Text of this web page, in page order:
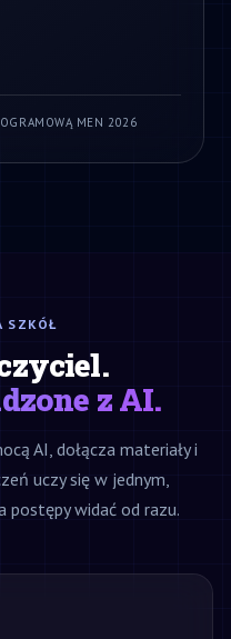
MEN 2026
SZKÓŁ
z AI.
AI, dołącza materiały i
uczy się w jednym,
postępy widać od razu.